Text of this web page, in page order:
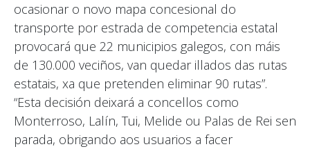
ocasionar o novo mapa concesional do
transporte por estrada de competencia estatal
provocará que 22 municipios galegos, con máis
de 130.000 veciños, van quedar illados das rutas
estatais, xa que pretenden eliminar 90 rutas”.
“Esta decisión deixará a concellos como
Monterroso, Lalín, Tui, Melide ou Palas de Rei sen
parada, obrigando aos usuarios a facer